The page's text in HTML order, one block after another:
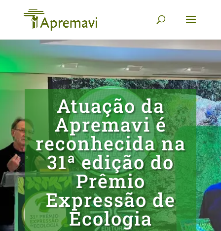
Atuação da
Apremavi é
reconhecida na
31ª edição do
Prêmio
Expressão de
Ecologia